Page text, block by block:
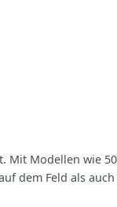
Modellen wie
dem Feld als